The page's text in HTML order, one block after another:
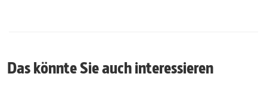
Das könnte Sie auch interessieren